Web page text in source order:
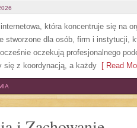
która koncentruje się na
stworzone dla osób, firm i instytucji,
oczekują profesjonalnego
się z koordynacją, a każdy [ Read